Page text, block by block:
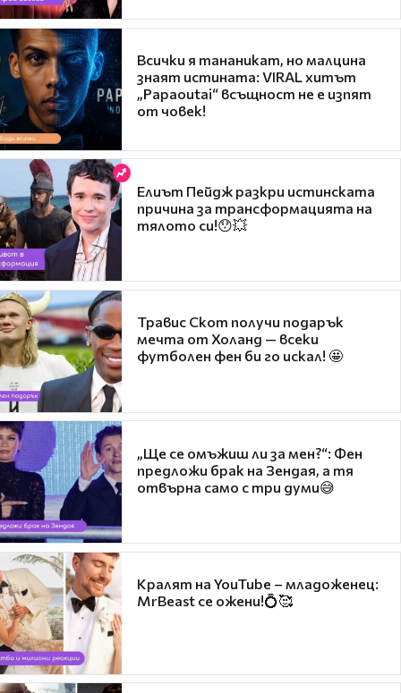
Всички я тананикат, но малцина
знаят истината: VIRAL хитът
„Papaoutai“ всъщност не е изпят
от човек!
Елиът Пейдж разкри истинската
причина за трансформацията на
тялото си!😯💥
Травис Скот получи подарък
мечта от Холанд — всеки
футболен фен би го искал! 🤩
„Ще се омъжиш ли за мен?“: Фен
предложи брак на Зендая, а тя
отвърна само с три думи😅
Кралят на YouTube – младоженец:
MrBeast се ожени!💍🥰